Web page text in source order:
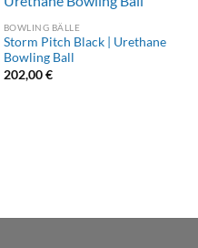
BOWLING BÄLLE
Storm Pitch Black | Urethane
Bowling Ball
202,00€